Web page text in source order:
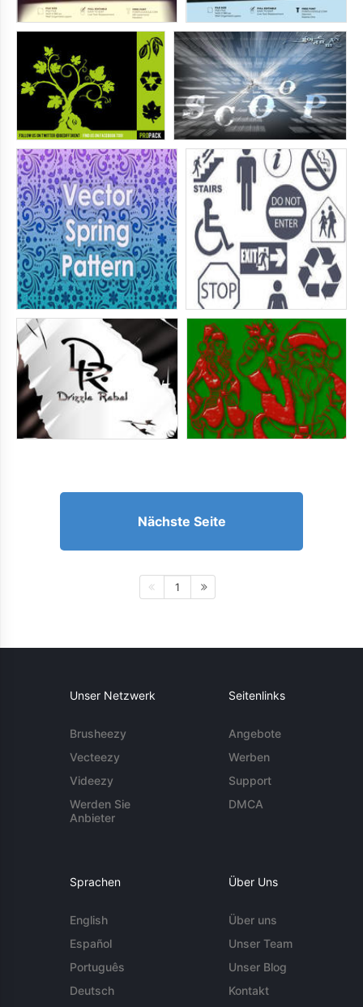
Nächste Seite
1
Unser Netzwerk
Brusheezy
Vecteezy
Videezy
Werden Sie
Anbieter
Seitenlinks
Angebote
Werben
Support
DMCA
Sprachen
English
Español
Português
Deutsch
Über Uns
Über uns
Unser Team
Unser Blog
Kontakt